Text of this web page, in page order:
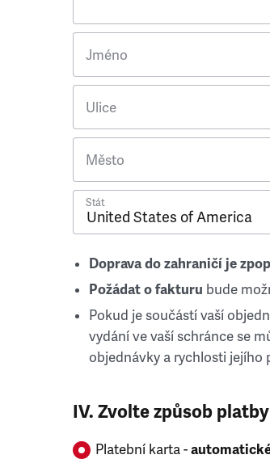
Jméno
Ulice
Město
Stát
Doprava do zahraničí je
Požádat o fakturu bude
Pokud je součástí vaší
vydání ve vaší schránce se
objednávky a rychlosti
IV. Zvolte způsob platby
Platební karta -